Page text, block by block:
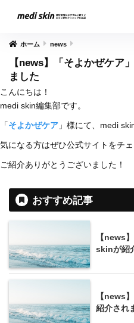
ホーム news
【news】「そよかぜケア
ました
こんにちは！
medi skin編集部です。
「そよかぜケア 」様にて、medi
気になる方はぜひ公式サイトをチ
ご紹介ありがとうございました！
おすすめ記事
【news
skinが紹
【news
紹介され